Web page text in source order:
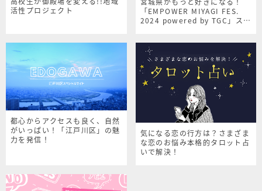
活性プロジェクト
「EMPOWER MIYAGI FES.
2024 powered by TGC」スペ
都心からアクセスも良く、自然
がいっぱい！「江戸川区」の魅
力を発信！
気になる恋の行方は？さまざま
な恋のお悩み本格的タロット占
いで解決！